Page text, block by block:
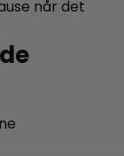
når det